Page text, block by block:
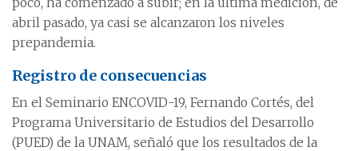
abril pasado, ya casi se alcanzaron los niveles
prepandemia.
Registro de consecuencias
En el Seminario ENCOVID-19, Fernando Cortés, del
Programa Universitario de Estudios del Desarrollo
(PUED) de la UNAM, señaló que los resultados de la